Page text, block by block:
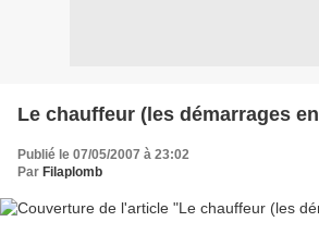
Le chauffeur (les démarrages
Publié le 07/05/2007 à 23:02
Par Filaplomb